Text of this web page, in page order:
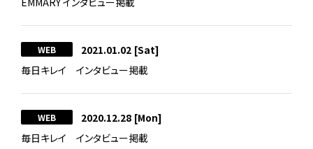
WEB 2021.01.02 [Sat]
毎日キレイ インタビュー掲載
WEB 2020.12.28 [Mon]
毎日キレイ インタビュー掲載